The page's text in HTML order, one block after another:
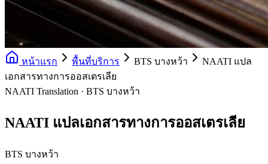
หน้าแรก พื้นที่บริการ BTS บางหว้า
NAATI แปล
เอกสารทางการออสเตรเลีย
NAATI Translation · BTS บางหว้า
NAATI แปลเอกสารทางการออสเตรเลีย
BTS บางหว้า